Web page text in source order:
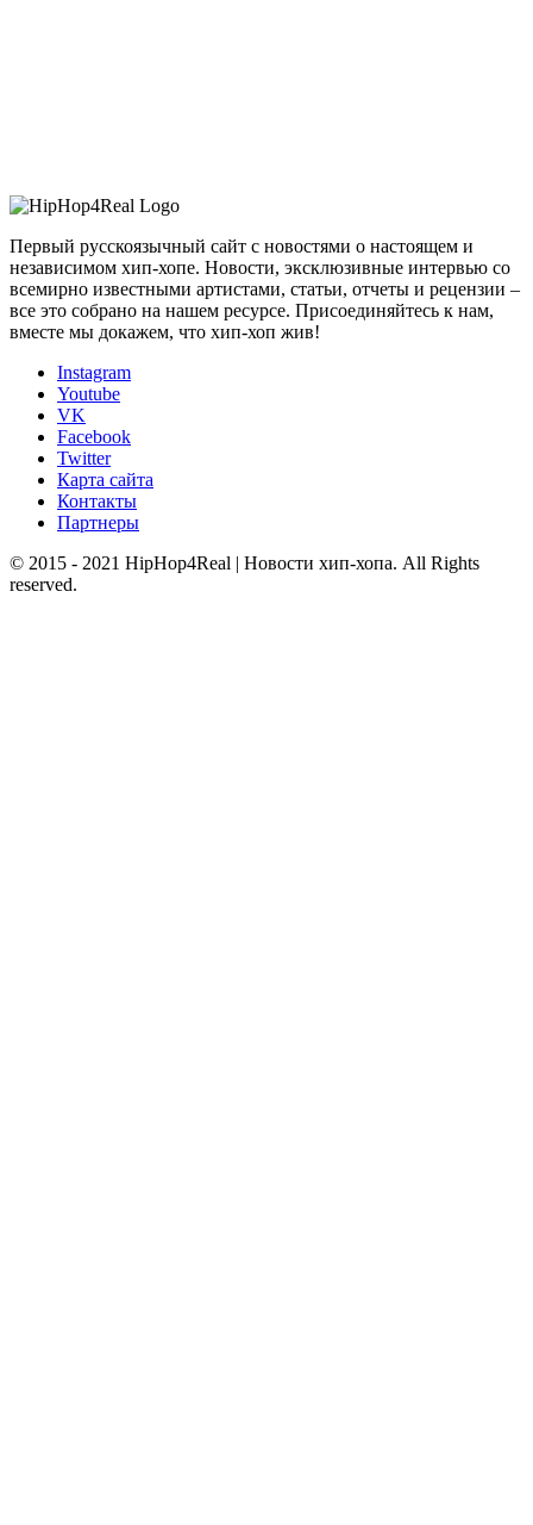
Первый русскоязычный сайт с новостями о настоящем и
независимом хип-хопе. Новости, эксклюзивные интервью со
всемирно известными артистами, статьи, отчеты и рецензии –
все это собрано на нашем ресурсе. Присоединяйтесь к нам,
вместе мы докажем, что хип-хоп жив!
Instagram
Youtube
VK
Facebook
Twitter
Карта сайта
Контакты
Партнеры
© 2015 - 2021 HipHop4Real | Новости хип-хопа. All Rights
reserved.